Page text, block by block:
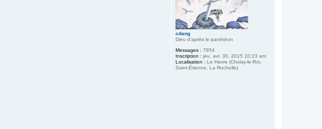
cdang
Dieu d'après le panthéon
Messages : 7954
Inscription : jeu. avr. 30, 2015 10:23 am
Localisation : Le Havre (Choisy-le-Roi,
Saint-Étienne, La Rochelle)